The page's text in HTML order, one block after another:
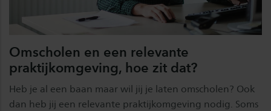
Omscholen en een relevante
praktijkomgeving, hoe zit dat?
Heb je al een baan maar wil jij je laten omscholen? Ook
dan heb jij een relevante praktijkomgeving nodig. Soms